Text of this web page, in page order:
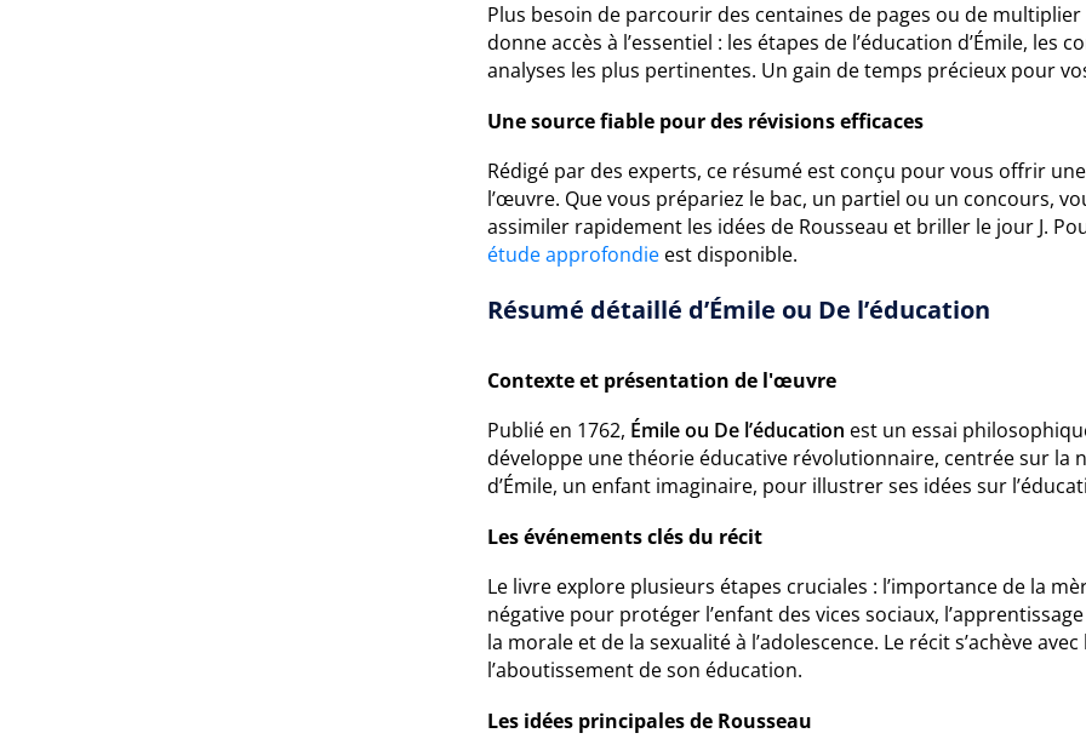
Plus besoin de parcourir des centaines de pages ou de
donne accès à l’essentiel : les étapes de l’éducation d’Émile,
analyses les plus pertinentes. Un gain de temps précieux pour
Une source fiable pour des révisions efficaces
Rédigé par des experts, ce résumé est conçu pour vous offrir
l’œuvre. Que vous prépariez le bac, un partiel ou un concours,
assimiler rapidement les idées de Rousseau et briller le jour J.
étude approfondie est disponible.
Résumé détaillé d’Émile ou De l’éducation
Contexte et présentation de l'œuvre
Publié en 1762, Émile ou De l’éducation est un essai
développe une théorie éducative révolutionnaire, centrée sur la
d’Émile, un enfant imaginaire, pour illustrer ses idées sur
Les événements clés du récit
Le livre explore plusieurs étapes cruciales : l’importance de la
négative pour protéger l’enfant des vices sociaux,
la morale et de la sexualité à l’adolescence. Le récit s’achève
l’aboutissement de son éducation.
Les idées principales de Rousseau